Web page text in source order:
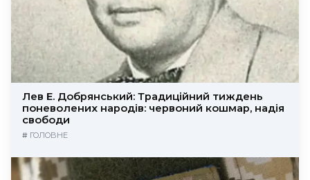
Лев Е. Добрянський: Традиційний тиждень
поневолених народів: червоний кошмар, надія
свободи
# ГОЛОВНЕ